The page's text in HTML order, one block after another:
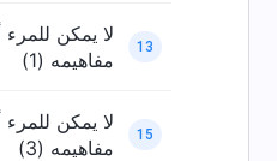
13
لا يمكن
مفاهيمه (1)
15
لا يمكن
مفاهيمه (3)